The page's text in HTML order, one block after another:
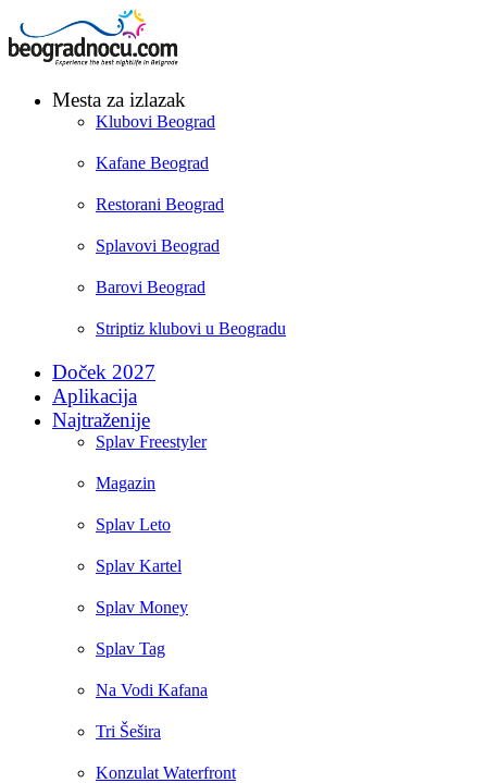
Mesta za izlazak
Klubovi Beograd
Kafane Beograd
Restorani Beograd
Splavovi Beograd
Barovi Beograd
Striptiz klubovi u Beogradu
Doček 2027
Aplikacija
Najtraženije
Splav Freestyler
Magazin
Splav Leto
Splav Kartel
Splav Money
Splav Tag
Na Vodi Kafana
Tri Šešira
Konzulat Waterfront